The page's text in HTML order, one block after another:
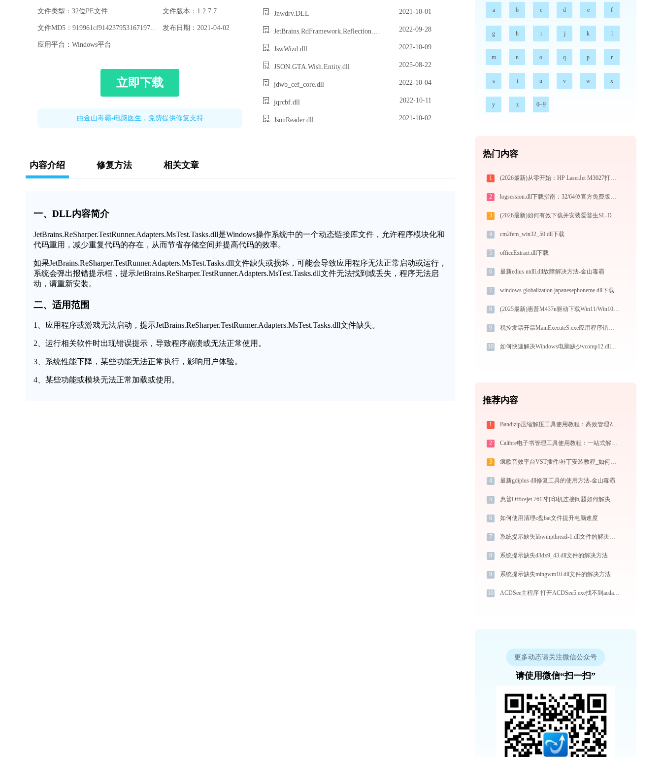
文件类型：32位PE文件 文件版本：1.2.7.7
发布日期：2021-04-02
应用平台：Windows平台
立即下载
由金山毒霸-电脑医生，免费提供修复支持
Jnwdrv.DLL 2021-10-01
JetBrains.RdFramework.Reflection.dll 2022-09-28
JswWizd.dll 2022-10-09
JSON.GTA.Wish.Entity.dll 2025-08-22
jdwb_cef_core.dll 2022-10-04
jqrcbf.dll 2022-10-11
JsonReader.dll 2021-10-02
内容介绍 修复方法 相关文章
一、DLL内容简介
JetBrains.ReSharper.TestRunner.Adapters.MsTest.Tasks.dll是Windows操作系统中的一个动态链接库文件，允许程序模块化和
代码重用，减少重复代码的存在，从而节省存储空间并提高代码的效率。
如果JetBrains.ReSharper.TestRunner.Adapters.MsTest.Tasks.dll文件缺失或损坏，可能会导致应用程序无法正常启动或运行，
系统会弹出报错提示框，提示JetBrains.ReSharper.TestRunner.Adapters.MsTest.Tasks.dll文件无法找到或丢失，程序无法启
动，请重新安装。
二、适用范围
1、应用程序或游戏无法启动，提示JetBrains.ReSharper.TestRunner.Adapters.MsTest.Tasks.dll文件缺失。
2、运行相关软件时出现错误提示，导致程序崩溃或无法正常使用。
3、系统性能下降，某些功能无法正常执行，影响用户体验。
4、某些功能或模块无法正常加载或使用。
a b c d e f
g h i j k l
m n o q p r
s t u v w x
y z 0~9
热门内容
1 (2026最新)从零开始：HP LaserJet M3027打印机驱动的下载及安装流程
2 logsession.dll下载指南：32/64位官方免费版解决DLL缺失问题
3 (2026最新)如何有效下载并安装爱普生SL-D880打印机驱动？全方位指导手册
4 cm2fem_win32_50.dll下载
5 officeExtract.dll下载
6 最新edius ntdll.dll故障解决方法-金山毒霸
7 windows.globalization.japanesephoneme.dll下载
8 (2025最新)惠普M437n驱动下载Win11/Win10官方安装教程
9 税控发票开票MainExecuteS.exe应用程序错误0xc000000d解决方法
10 如何快速解决Windows电脑缺少vcomp12.dll问题
推荐内容
1 Bandizip压缩解压工具使用教程：高效管理ZIP/RAR/7Z等30+格式的免费压缩神器
2 Calibre电子书管理工具使用教程：一站式解决电子书格式转换、元数据管理与设备同步
3 疯歌音效平台VST插件/补丁安装教程_如何加载插件效果包
4 最新gdiplus dll修复工具的使用方法-金山毒霸
5 惠普Officejet 7612打印机连接问题如何解决？-金山毒霸
6 如何使用清理c盘bat文件提升电脑速度
7 系统提示缺失libwinpthread-1.dll文件的解决方法
8 系统提示缺失d3dx9_43.dll文件的解决方法
9 系统提示缺失mingwm10.dll文件的解决方法
10 ACDSee主程序 打开ACDSee5.exe找不到acdappinfo.dll怎么办
更多动态请关注微信公众号
请使用微信“扫一扫”